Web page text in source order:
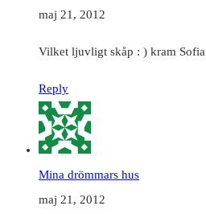
maj 21, 2012
Vilket ljuvligt skåp : ) kram Sofia
Reply
Mina drömmars hus
maj 21, 2012